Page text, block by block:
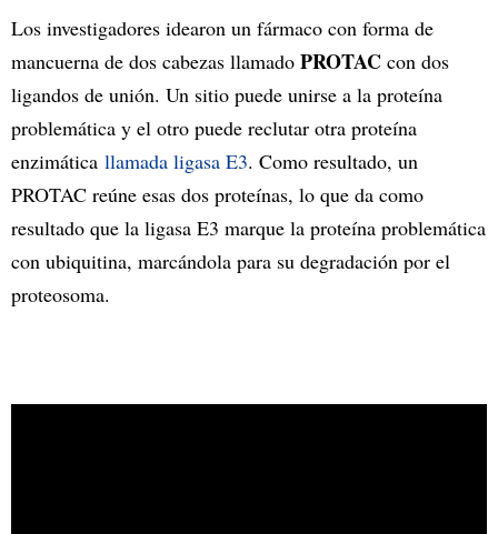
Los investigadores idearon un fármaco con forma de
mancuerna de dos cabezas llamado PROTAC con dos
ligandos de unión. Un sitio puede unirse a la proteína
problemática y el otro puede reclutar otra proteína
enzimática llamada ligasa E3. Como resultado, un
PROTAC reúne esas dos proteínas, lo que da como
resultado que la ligasa E3 marque la proteína problemática
con ubiquitina, marcándola para su degradación por el
proteosoma.